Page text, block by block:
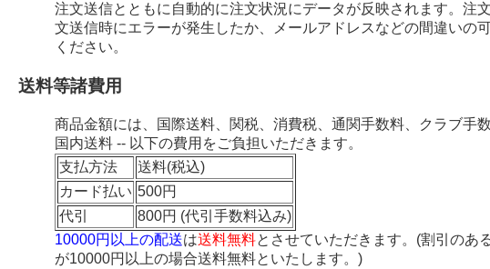
注文送信とともに自動的に注文状況にデータが反映されます。注
文送信時にエラーが発生したか、メールアドレスなどの間違いの
ください。
送料等諸費用
商品金額には、国際送料、関税、消費税、通関手数料、クラブ手
国内送料 -- 以下の費用をご負担いただきます。
支払方法
送料(税込)
カード払い 500円
代引
800円 (代引手数料込み)
10000円以上の配送は送料無料とさせていただきます。(割引のあ
が10000円以上の場合送料無料といたします。)